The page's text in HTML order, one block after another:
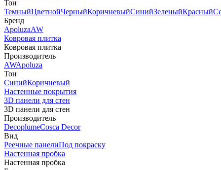
Тон
ТемныйЦветнойЧерныйКоричневыйСинийЗеленыйКрасный
Бренд
ApoluzaAW
Ковровая плитка
Ковровая плитка
Производитель
AWApoluza
Тон
СинийКоричневый
Настенные покрытия
3D панели для стен
3D панели для стен
Производитель
DecoplumeCosca Decor
Вид
Реечные панелиПод покраску
Настенная пробка
Настенная пробка